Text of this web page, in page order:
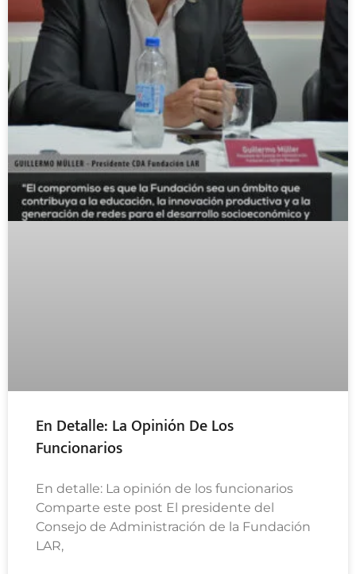
En Detalle: La Opinión De Los
Funcionarios
En detalle: La opinión de los funcionarios
Comparte este post El presidente del
Consejo de Administración de la Fundación
LAR,